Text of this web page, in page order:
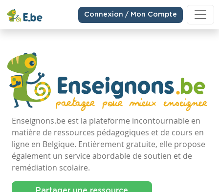
Connexion / Mon Compte
Enseignons.be est la plateforme incontournable en
matière de ressources pédagogiques et de cours en
ligne en Belgique. Entièrement gratuite, elle propose
également un service abordable de soutien et de
remédiation scolaire.
Partager une ressource